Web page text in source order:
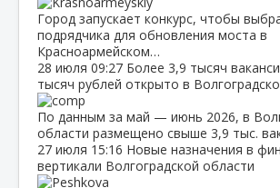
Город запускает конкурс, чтобы
подрядчика для обновления моста в
Красноармейском…
28 июля 09:27 Более 3,9 тысяч
тысяч рублей открыто в
По данным за май — июнь 2026, в
области размещено свыше 3,9 тыс.
27 июля 15:16 Новые назначения в
вертикали Волгоградской области